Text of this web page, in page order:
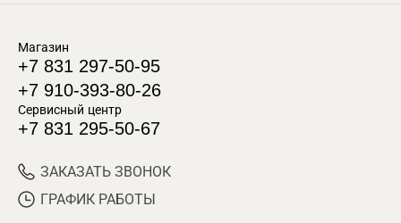
Магазин
+7 831 297-50-95
+7 910-393-80-26
Сервисный центр
+7 831 295-50-67
ЗАКАЗАТЬ ЗВОНОК
ГРАФИК РАБОТЫ